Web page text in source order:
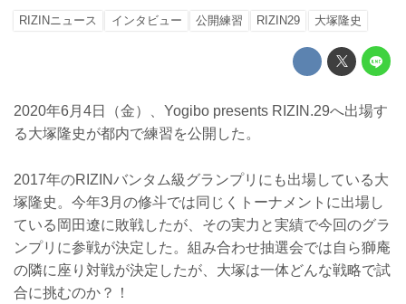
RIZINニュース インタビュー 公開練習 RIZIN29 大塚隆史
2020年6月4日（金）、Yogibo presents RIZIN.29へ出場す
る大塚隆史が都内で練習を公開した。
2017年のRIZINバンタム級グランプリにも出場している大
塚隆史。今年3月の修斗では同じくトーナメントに出場し
ている岡田遼に敗戦したが、その実力と実績で今回のグラ
ンプリに参戦が決定した。組み合わせ抽選会では自ら獅庵
の隣に座り対戦が決定したが、大塚は一体どんな戦略で試
合に挑むのか？！